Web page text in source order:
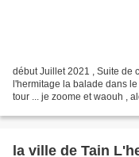
début Juillet 2021 , Suite de
l'hermitage la balade dans
tour ... je zoome et waouh ,